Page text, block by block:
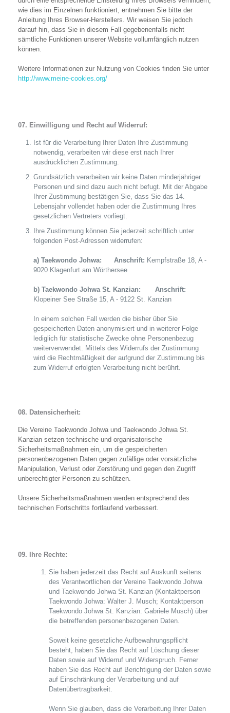
wie dies im Einzelnen funktioniert, entnehmen Sie bitte der
Anleitung Ihres Browser-Herstellers. Wir weisen Sie jedoch
darauf hin, dass Sie in diesem Fall gegebenenfalls nicht
sämtliche Funktionen unserer Website vollumfänglich nutzen
können.
Weitere Informationen zur Nutzung von Cookies finden Sie unter
http://www.meine-cookies.org/
07. Einwilligung und Recht auf Widerruf:
Ist für die Verarbeitung Ihrer Daten Ihre Zustimmung
notwendig, verarbeiten wir diese erst nach Ihrer
ausdrücklichen Zustimmung.
Grundsätzlich verarbeiten wir keine Daten minderjähriger
Personen und sind dazu auch nicht befugt. Mit der Abgabe
Ihrer Zustimmung bestätigen Sie, dass Sie das 14.
Lebensjahr vollendet haben oder die Zustimmung Ihres
gesetzlichen Vertreters vorliegt.
Ihre Zustimmung können Sie jederzeit schriftlich unter
folgenden Post-Adressen widerrufen:
a) Taekwondo Johwa: Anschrift: Kempfstraße 18, A -
9020 Klagenfurt am Wörthersee
b) Taekwondo Johwa St. Kanzian: Anschrift:
Klopeiner See Straße 15, A - 9122 St. Kanzian
In einem solchen Fall werden die bisher über Sie
gespeicherten Daten anonymisiert und in weiterer Folge
lediglich für statistische Zwecke ohne Personenbezug
weiterverwendet. Mittels des Widerrufs der Zustimmung
wird die Rechtmäßigkeit der aufgrund der Zustimmung bis
zum Widerruf erfolgten Verarbeitung nicht berührt.
08. Datensicherheit:
Die Vereine Taekwondo Johwa und Taekwondo Johwa St.
Kanzian setzen technische und organisatorische
Sicherheitsmaßnahmen ein, um die gespeicherten
personenbezogenen Daten gegen zufällige oder vorsätzliche
Manipulation, Verlust oder Zerstörung und gegen den Zugriff
unberechtigter Personen zu schützen.
Unsere Sicherheitsmaßnahmen werden entsprechend des
technischen Fortschritts fortlaufend verbessert.
09. Ihre Rechte:
Sie haben jederzeit das Recht auf Auskunft seitens
des Verantwortlichen der Vereine Taekwondo Johwa
und Taekwondo Johwa St. Kanzian (Kontaktperson
Taekwondo Johwa: Walter J. Musch; Kontaktperson
Taekwondo Johwa St. Kanzian: Gabriele Musch) über
die betreffenden personenbezogenen Daten.
Soweit keine gesetzliche Aufbewahrungspflicht
besteht, haben Sie das Recht auf Löschung dieser
Daten sowie auf Widerruf und Widerspruch. Ferner
haben Sie das Recht auf Berichtigung der Daten sowie
auf Einschränkung der Verarbeitung und auf
Datenübertragbarkeit.
Wenn Sie glauben, dass die Verarbeitung Ihrer Daten